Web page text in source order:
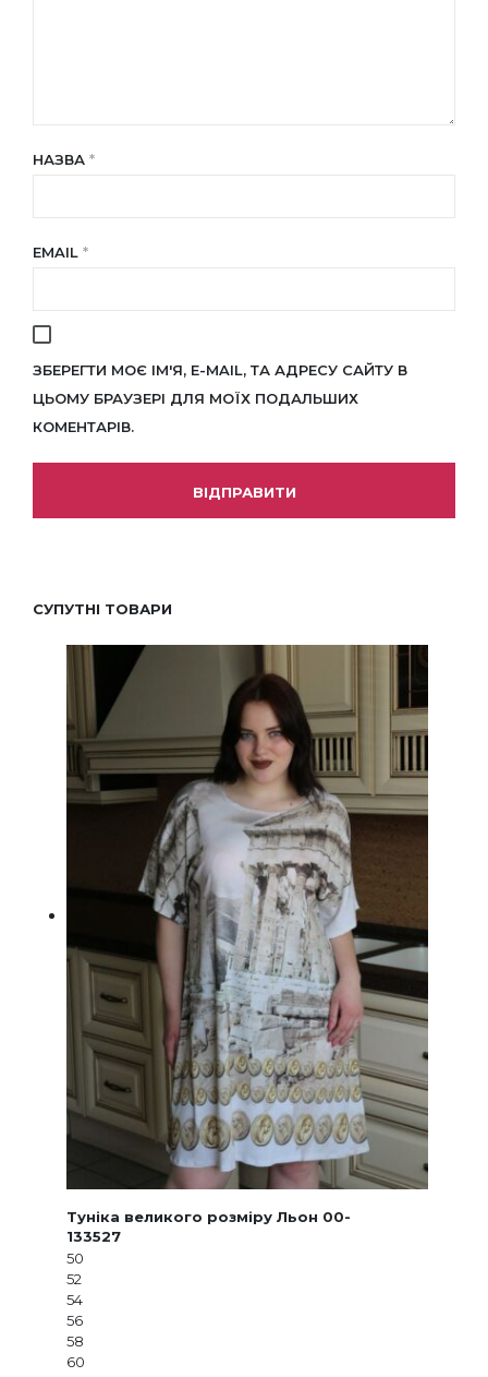
НАЗВА *
EMAIL *
ЗБЕРЕГТИ МОЄ ІМ'Я, E-MAIL, ТА АДРЕСУ САЙТУ В
ЦЬОМУ БРАУЗЕРІ ДЛЯ МОЇХ ПОДАЛЬШИХ
КОМЕНТАРІВ.
СУПУТНІ ТОВАРИ
Туніка великого розміру Льон 00-
133527
50
52
54
56
58
60